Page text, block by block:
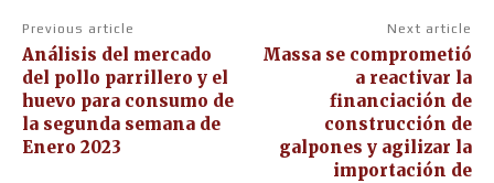
Previous article
Análisis del mercado
del pollo parrillero y el
huevo para consumo de
la segunda semana de
Enero 2023
Next article
Massa se comprometió
a reactivar la
financiación de
construcción de
galpones y agilizar la
importación de